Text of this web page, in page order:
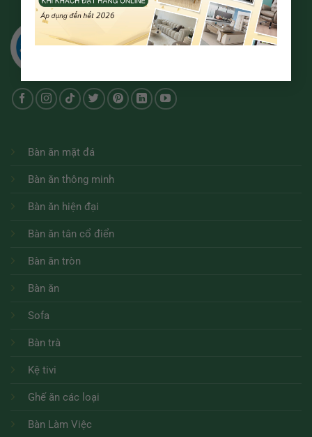
Bàn ăn mặt đá
Bàn ăn thông minh
Bàn ăn hiện đại
Bàn ăn tân cổ điển
Bàn ăn tròn
Bàn ăn
Sofa
Bàn trà
Kệ tivi
Ghế ăn các loại
Bàn Làm Việc